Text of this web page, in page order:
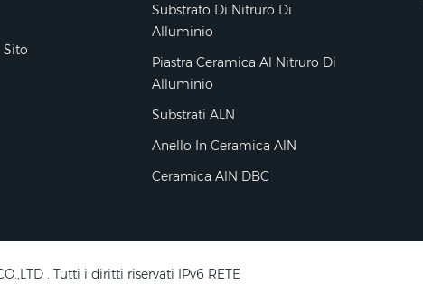
Sito
Substrato Di Nitruro Di
Alluminio
Piastra Ceramica Al Nitruro Di
Alluminio
Substrati ALN
Anello In Ceramica AlN
Ceramica AlN DBC
. Tutti i diritti riservati IPv6 RETE